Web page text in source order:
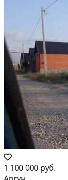
1 100 000 руб.